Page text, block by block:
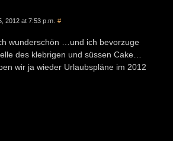
2012 at 7:53 p.m. #
wunderschön …und ich bevorzuge
des klebrigen und süssen Cake…
wir ja wieder Urlaubspläne im 2012